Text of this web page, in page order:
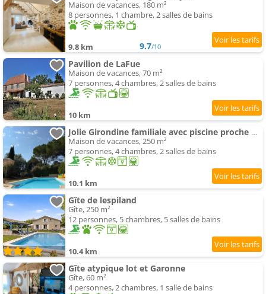
Maison de vacances, 180 m²
8 personnes, 1 chambre, 2 salles de bains
9.8 km 9.7/10
Pavilion de LaFue
Maison de vacances, 70 m²
7 personnes, 4 chambres, 2 salles de bains
10 km
Jolie Girondine familiale avec piscine proche Marmande
Maison de vacances, 250 m²
7 personnes, 4 chambres, 2 salles de bains
10.1 km
Gîte de lespiland
Gîte, 250 m²
12 personnes, 5 chambres, 5 salles de bains
10.4 km
Gîte atypique lot et Garonne
Gîte, 60 m²
4 personnes, 2 chambres, 1 salle de bains